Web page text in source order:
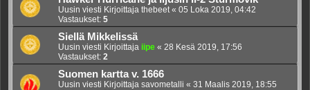
Uusin viesti Kirjoittaja thebeet « 05 Loka 2019, 04:42
Vastaukset: 5
Siellä Mikkelissä
Uusin viesti Kirjoittaja iipe « 28 Kesä 2019, 17:56
Vastaukset: 2
Suomen kartta v. 1666
Uusin viesti Kirjoittaja savometalli « 31 Maalis 2019, 18:55